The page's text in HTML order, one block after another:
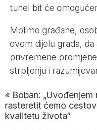
tunel bit će
Molimo građane,
ovom dijelu grada,
privremene
strpljenju i
« Boban:
rasteretit ćemo
kvalitetu života“